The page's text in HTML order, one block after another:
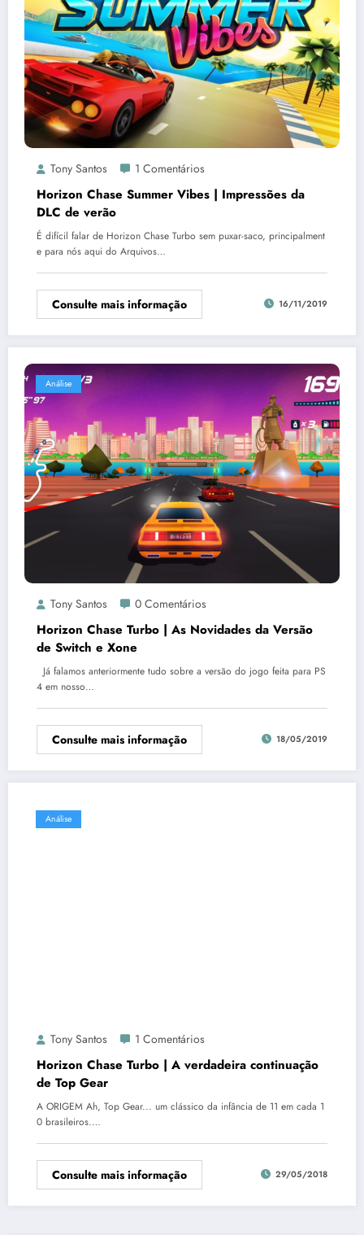
Tony Santos 1 Comentários
Horizon Chase Summer Vibes | Impressões da
DLC de verão
É difícil falar de Horizon Chase Turbo sem puxar-saco, principalment
e para nós aqui do Arquivos…
Consulte mais informação 16/11/2019
Análise
Tony Santos 0 Comentários
Horizon Chase Turbo | As Novidades da Versão
de Switch e Xone
Já falamos anteriormente tudo sobre a versão do jogo feita para PS
4 em nosso…
Consulte mais informação 18/05/2019
Análise
Tony Santos 1 Comentários
Horizon Chase Turbo | A verdadeira continuação
de Top Gear
A ORIGEM Ah, Top Gear... um clássico da infância de 11 em cada 1
0 brasileiros.…
Consulte mais informação 29/05/2018